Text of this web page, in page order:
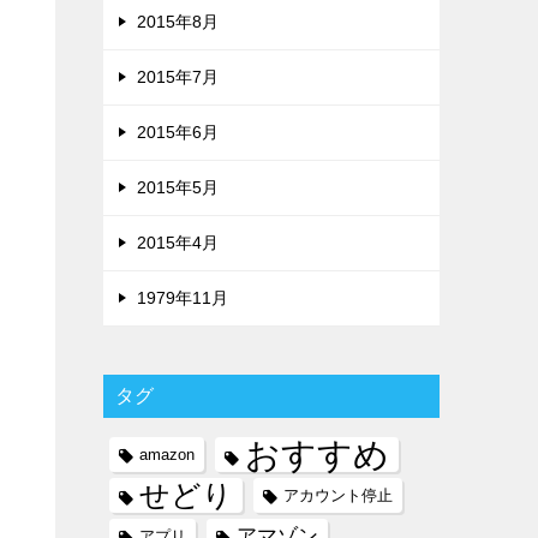
2015年8月
2015年7月
2015年6月
2015年5月
2015年4月
1979年11月
タグ
amazon おすすめ
せどり アカウント停止